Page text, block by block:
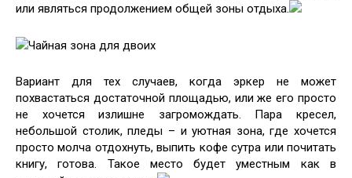
или являться продолжением общей зоны отдыха.
Чайная зона для двоих
Вариант для тех случаев, когда эркер не может
похвастаться достаточной площадью, или же его просто
не хочется излишне загромождать. Пара кресел,
небольшой столик, пледы – и уютная зона, где хочется
просто молча отдохнуть, выпить кофе сутра или почитать
книгу, готова. Такое место будет уместным как в